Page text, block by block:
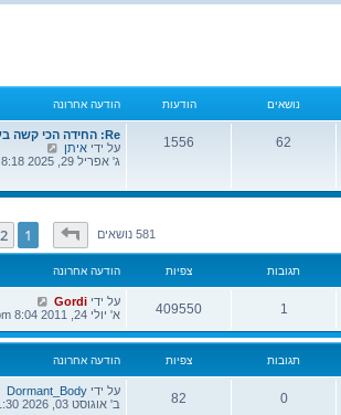
נושאים הודעות הודעה אחרונה
62
1556
Re: החידה הכי קשה בעולם
על ידי איתן
פ
ה
ה
ר
ו
נ
ה
ג' אפריל 29, 2025 8:18 pm
581 נושאיםדף1מתוך39
1
2
תגובות צפיות הודעה אחרונה
1
409550 על ידי Gordi
א' יולי 24, 2011 8:04 pm
תגובות צפיות הודעה אחרונה
0
82 על ידי Dormant_Body
ב' אוגוסט 03, 2026 1:30 am